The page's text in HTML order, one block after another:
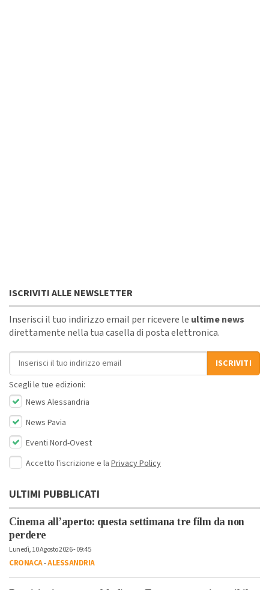
ISCRIVITI ALLE NEWSLETTER
Inserisci il tuo indirizzo email per ricevere le ultime news
direttamente nella tua casella di posta elettronica.
Indirizzo email
ISCRIVITI
Scegli le tue edizioni:
News Alessandria
News Pavia
Eventi Nord-Ovest
Accetto l'iscrizione e la Privacy Policy
ULTIMI PUBBLICATI
Cinema all’aperto: questa settimana tre film da non
perdere
Lunedì, 10 Agosto 2026 - 09:45
CRONACA-ALESSANDRIA